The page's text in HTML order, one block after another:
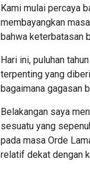
Kami mulai percaya
membayangkan
bahwa keterbatasan
Hari ini, puluhan
terpenting yang
bagaimana gagasan
Belakangan saya
sesuatu yang
pada masa Orde
relatif dekat dengan